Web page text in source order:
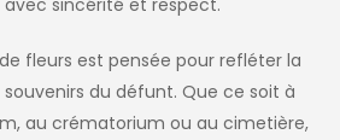
fleurs est pensée pour refléter la
du défunt. Que ce soit à
au crématorium ou au cimetière,